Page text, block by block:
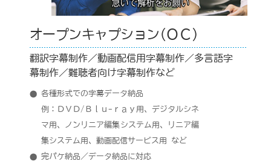
オープンキャプション(ＯＣ)
翻訳字幕制作／動画配信用字幕制作／多言語字
幕制作／難聴者向け字幕制作など
各種形式での字幕データ納品
例：ＤＶＤ/Ｂｌｕ-ｒａｙ用、デジタルシネ
マ用、ノンリニア編集システム用、リニア編
集システム用、動画配信サービス用 など
完パケ納品／データ納品に対応